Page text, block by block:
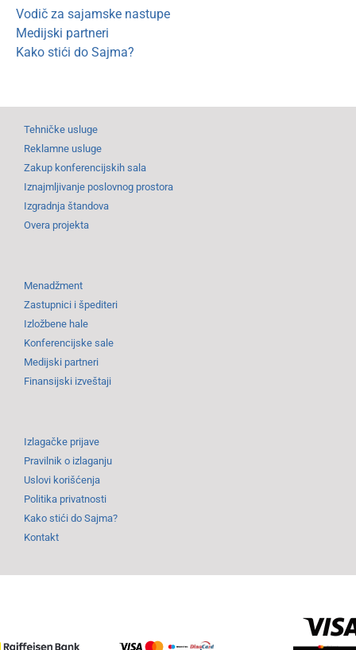
Vodič za sajamske nastupe
Medijski partneri
Kako stići do Sajma?
Tehničke usluge
Reklamne usluge
Zakup konferencijskih sala
Iznajmljivanje poslovnog prostora
Izgradnja štandova
Overa projekta
Menadžment
Zastupnici i špediteri
Izložbene hale
Konferencijske sale
Medijski partneri
Finansijski izveštaji
Izlagačke prijave
Pravilnik o izlaganju
Uslovi korišćenja
Politika privatnosti
Kako stići do Sajma?
Kontakt